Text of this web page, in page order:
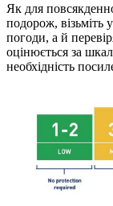
Як для
подорож, візьміть
погоди, а й
оцінюється за
необхідність